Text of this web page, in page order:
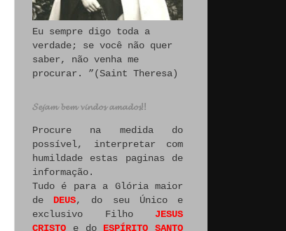
Eu sempre digo toda a
verdade; se você não quer
saber, não venha me
procurar. ”(Saint Theresa)
𝓢𝓮𝓳𝓪𝓶 𝓫𝓮𝓶 𝓿𝓲𝓷𝓭𝓸𝓼 𝓪𝓶𝓪𝓭𝓸𝓼!!
Procure na medida do
possível, interpretar com
humildade estas paginas de
informação.
Tudo é para a Glória maior
de DEUS, do seu Único e
exclusivo Filho JESUS
CRISTO e do ESPÍRITO SANTO